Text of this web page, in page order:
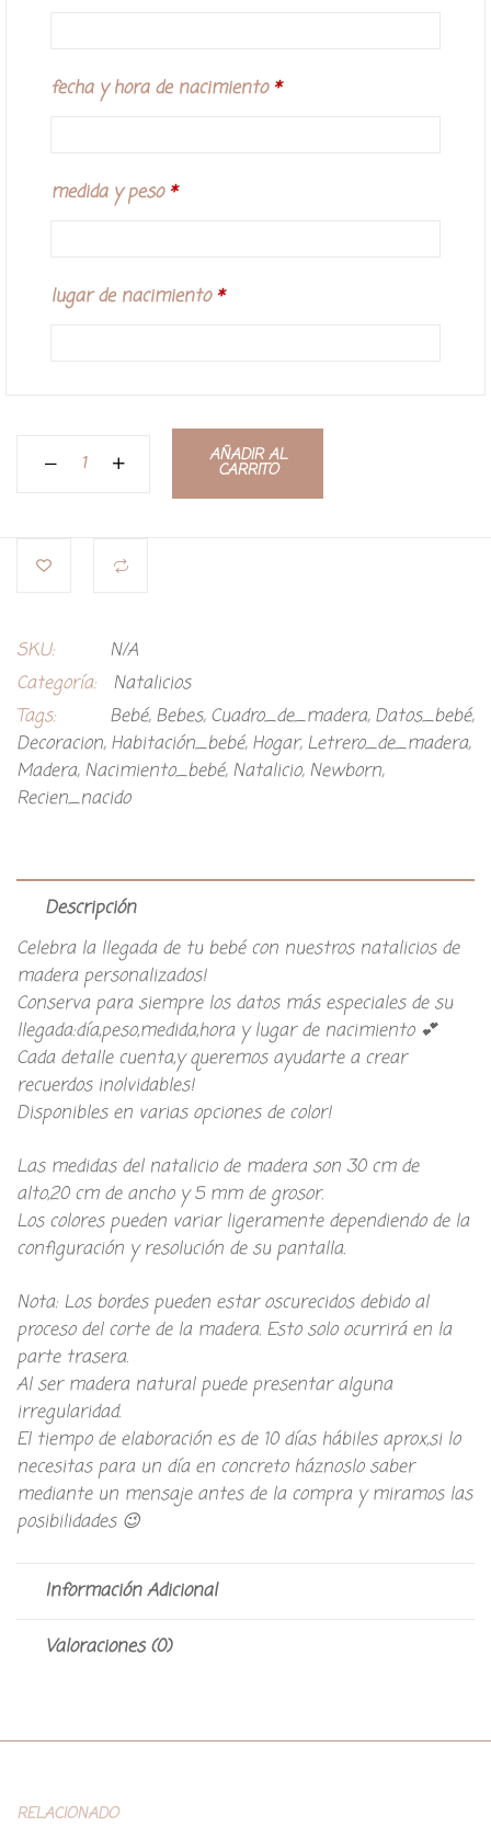
fecha y hora de nacimiento *
medida y peso *
lugar de nacimiento *
AÑADIR AL
CARRITO
SKU:
N/A
Categoría:
Natalicios
Tags:
Bebé, Bebes, Cuadro_de_madera, Datos_bebé,
Decoracion, Habitación_bebé, Hogar, Letrero_de_madera,
Madera, Nacimiento_bebé, Natalicio, Newborn,
Recien_nacido
Descripción
Celebra la llegada de tu bebé con nuestros natalicios de
madera personalizados!
Conserva para siempre los datos más especiales de su
llegada:día,peso,medida,hora y lugar de nacimiento 💕
Cada detalle cuenta,y queremos ayudarte a crear
recuerdos inolvidables!
Disponibles en varias opciones de color!
Las medidas del natalicio de madera son 30 cm de
alto,20 cm de ancho y 5 mm de grosor.
Los colores pueden variar ligeramente dependiendo de la
configuración y resolución de su pantalla.
Nota: Los bordes pueden estar oscurecidos debido al
proceso del corte de la madera. Esto solo ocurrirá en la
parte trasera.
Al ser madera natural puede presentar alguna
irregularidad.
El tiempo de elaboración es de 10 días hábiles aprox,si lo
necesitas para un día en concreto háznoslo saber
mediante un mensaje antes de la compra y miramos las
posibilidades 😉
Información Adicional
Valoraciones (0)
RELACIONADO